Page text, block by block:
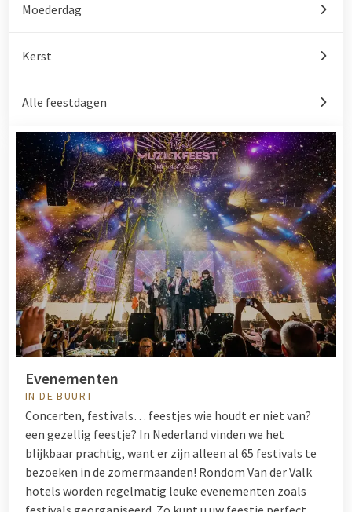
Moederdag
Kerst
Alle feestdagen
Evenementen
IN DE BUURT
Concerten, festivals… feestjes wie houdt er niet van?
een gezellig feestje? In Nederland vinden we het
blijkbaar prachtig, want er zijn alleen al 65 festivals te
bezoeken in de zomermaanden! Rondom Van der Valk
hotels worden regelmatig leuke evenementen zoals